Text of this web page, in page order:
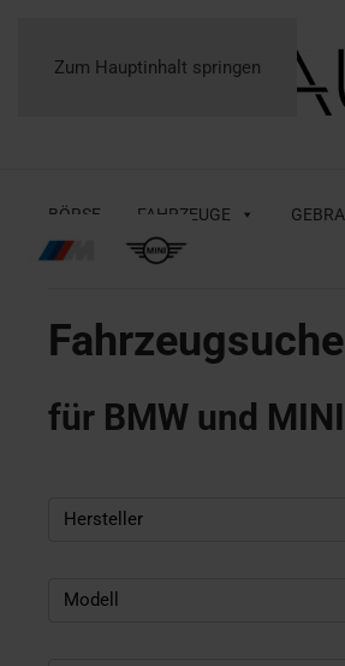
Zum Hauptinhalt springen
BÖRSE FAHRZEUGE
Fahrzeugsuche
für BMW und
Hersteller
Modell